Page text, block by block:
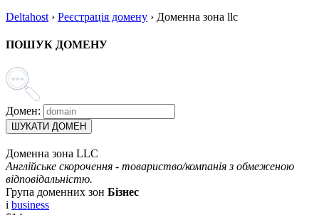
Deltahost › Реєстрація домену › Доменна зона llc
ПОШУК ДОМЕНУ
Домен:
ШУКАТИ ДОМЕН
Доменна зона LLC
Англійське скорочення - товариство/компанія з обмеженою
відповідальністю.
Група доменних зон Бізнес
i business